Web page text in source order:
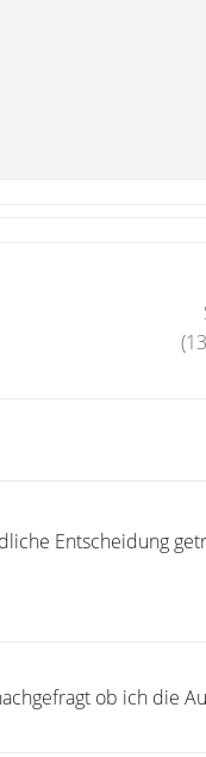
Entscheidung
ob ich die